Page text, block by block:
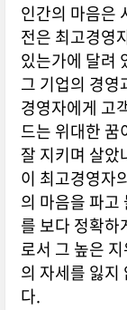
인간의 마음은
전은 최고경영
있는가에 달려
그 기업의 경영
경영자에게 고
드는 위대한 꿈
잘 지키며 살았
이 최고경영자
의 마음을 파고
를 보다 정확하
로서 그 높은
의 자세를 잃지
다.